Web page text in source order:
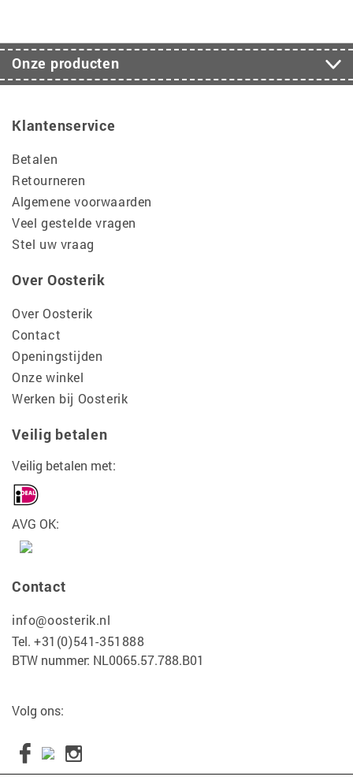
Onze producten
Klantenservice
Betalen
Retourneren
Algemene voorwaarden
Veel gestelde vragen
Stel uw vraag
Over Oosterik
Over Oosterik
Contact
Openingstijden
Onze winkel
Werken bij Oosterik
Veilig betalen
Veilig betalen met:
AVG OK:
Contact
info@oosterik.nl
Tel. +31(0)541-351888
BTW nummer: NL0065.57.788.B01
Volg ons: